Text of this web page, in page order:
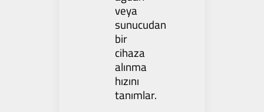
veya
sunucudan
bir
cihaza
alınma
hızını
tanımlar.